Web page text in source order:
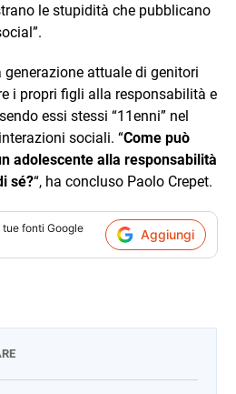
le stupidità che pubblicano
generazione attuale di genitori
i propri figli alla responsabilità e
essi stessi “11enni” nel
sociali. “Come può
adolescente alla responsabilità
sé?“, ha concluso Paolo Crepet.
tue fonti Google
Aggiungi